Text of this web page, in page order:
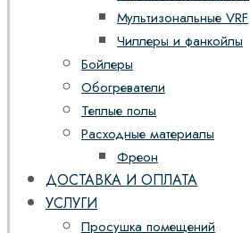
Мультизональные VRF
Чиллеры и фанкойлы
Бойлеры
Обогреватели
Теплые полы
Расходные материалы
Фреон
ДОСТАВКА И ОПЛАТА
УСЛУГИ
Просушка помещений